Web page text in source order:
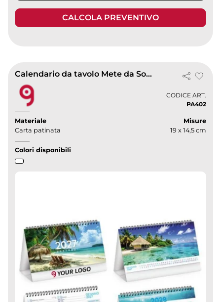
CALCOLA PREVENTIVO
Calendario da tavolo Mete da Sogno 2027, 13 mesi, carta bianca
CODICE ART.
PA402
Materiale
Carta patinata
Misure
19 x 14,5 cm
Colori disponibili